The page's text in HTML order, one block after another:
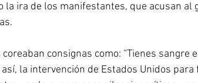
la ira de los manifestantes, que acusan al
consignas como: “Tienes sangre
así, la intervención de Estados Unidos